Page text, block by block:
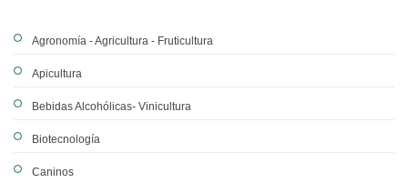
Agronomía - Agricultura - Fruticultura
Apicultura
Bebidas Alcohólicas- Vinicultura
Biotecnología
Caninos